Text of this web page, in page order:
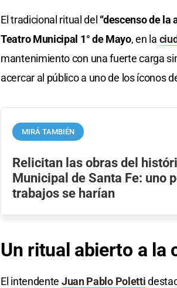
El tradicional ritual del “descenso de la
Teatro Municipal 1° de Mayo, en la
mantenimiento con una fuerte carga
acercar al público a uno de los íconos
MIRÁ TAMBIÉN
Relicitan las obras del
Municipal de Santa Fe: uno
trabajos se harían
Un ritual abierto a la
El intendente Juan Pablo Poletti